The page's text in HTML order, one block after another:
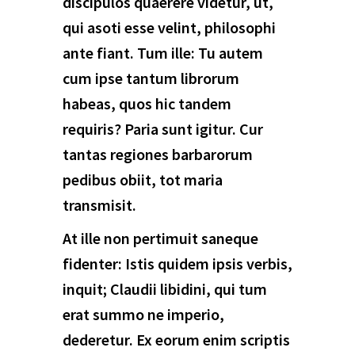
qui asoti esse velint, philosophi
ante fiant. Tum ille: Tu autem
cum ipse tantum librorum
habeas, quos hic tandem
requiris? Paria sunt igitur. Cur
tantas regiones barbarorum
pedibus obiit, tot maria
transmisit.
At ille non pertimuit saneque
fidenter: Istis quidem ipsis verbis,
inquit; Claudii libidini, qui tum
erat summo ne imperio,
dederetur. Ex eorum enim scriptis